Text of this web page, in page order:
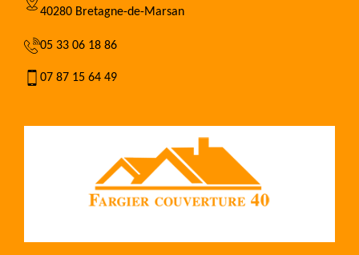
40280 Bretagne-de-Marsan
05 33 06 18 86
07 87 15 64 49